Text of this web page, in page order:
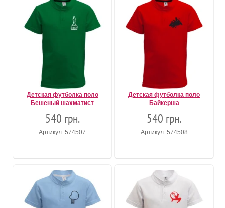
Детская футболка поло
Бешеный шахматист
540 грн.
Артикул: 574507
Детская футболка поло
Байкерша
540 грн.
Артикул: 574508